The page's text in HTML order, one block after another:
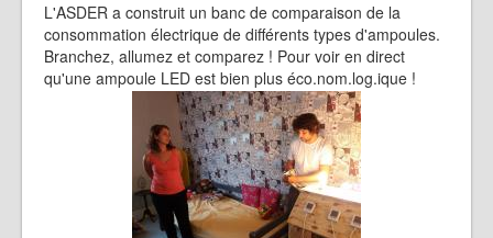
L'ASDER a construit un banc de comparaison de la
consommation électrique de différents types d'ampoules.
Branchez, allumez et comparez ! Pour voir en direct
qu'une ampoule LED est bien plus éco.nom.log.ique !